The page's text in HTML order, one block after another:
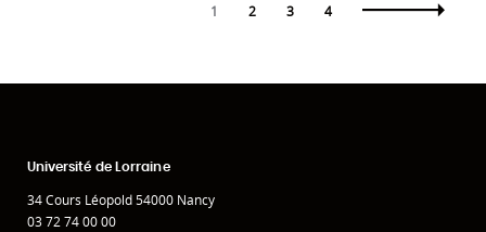
1 2 3 4
Université de Lorraine
34 Cours Léopold 54000 Nancy
03 72 74 00 00